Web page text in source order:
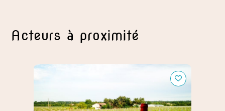
Acteurs à proximité
Le Château Boujac